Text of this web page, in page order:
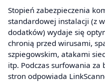
Stopień zabezpieczenia
standardowej instalacji (z
dodatków) wydaje się
chronią przed wirusami,
szpiegowskim, atakami
itp. Podczas surfowania
stron odpowiada